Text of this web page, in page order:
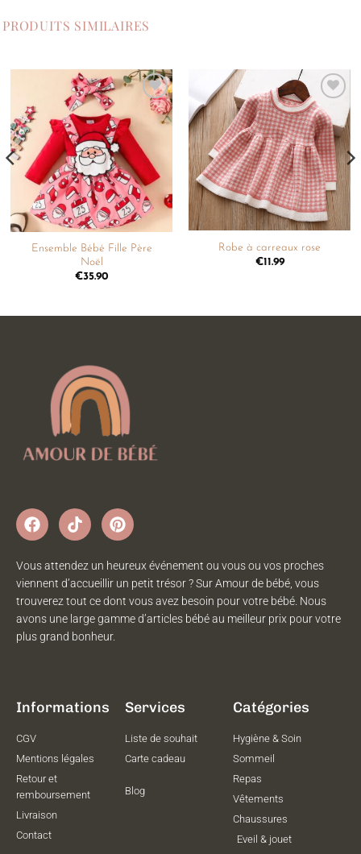
PRODUITS SIMILAIRES
Ajouter
souhaits
Ensemble Bébé Fille Père
Noël
€35.90
Ajouter
à la
liste de
souhaits
Robe à carreaux rose
€11.99
Vous attendez un heureux événement ou vous ou vos proches
viennent d’accueillir un petit trésor ? Sur Amour de bébé, vous
trouverez tout ce dont vous avez besoin pour votre bébé. Nous
avons une large gamme d’articles bébé au meilleur prix pour votre
plus grand bonheur.
Informations
CGV
Mentions légales
Retour et
remboursement
Livraison
Contact
Services
Liste de souhait
Carte cadeau
Blog
Catégories
Hygiène & Soin
Sommeil
Repas
Vêtements
Chaussures
Eveil & jouet